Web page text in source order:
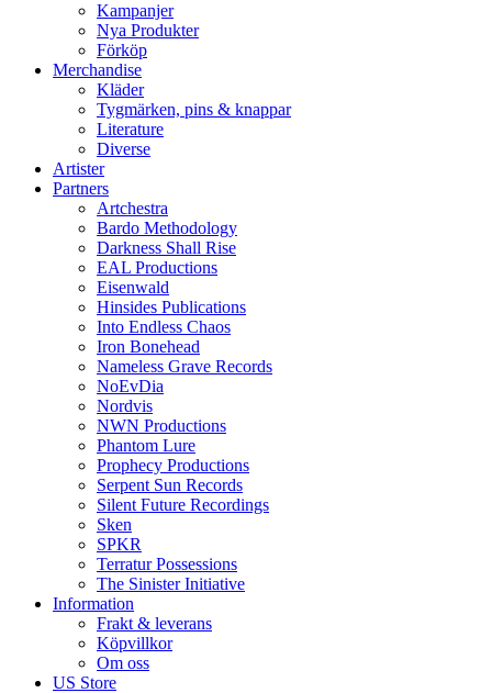
Kampanjer
Nya Produkter
Förköp
Merchandise
Kläder
Tygmärken, pins & knappar
Literature
Diverse
Artister
Partners
Artchestra
Bardo Methodology
Darkness Shall Rise
EAL Productions
Eisenwald
Hinsides Publications
Into Endless Chaos
Iron Bonehead
Nameless Grave Records
NoEvDia
Nordvis
NWN Productions
Phantom Lure
Prophecy Productions
Serpent Sun Records
Silent Future Recordings
Sken
SPKR
Terratur Possessions
The Sinister Initiative
Information
Frakt & leverans
Köpvillkor
Om oss
US Store